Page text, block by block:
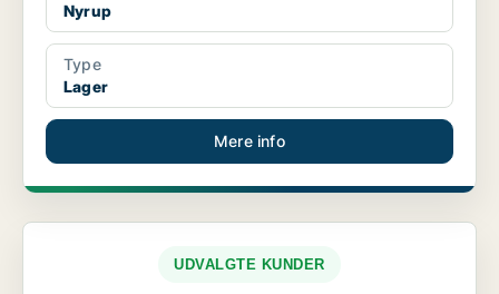
Nyrup
Type
Lager
Mere info
UDVALGTE KUNDER